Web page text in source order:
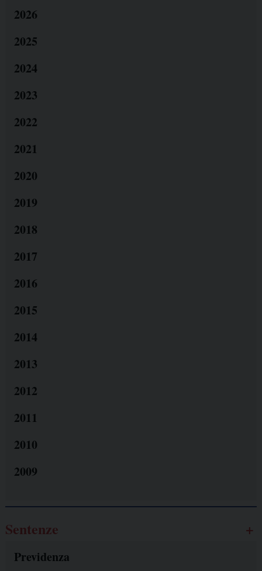
2026
2025
2024
2023
2022
2021
2020
2019
2018
2017
2016
2015
2014
2013
2012
2011
2010
2009
Sentenze
Previdenza